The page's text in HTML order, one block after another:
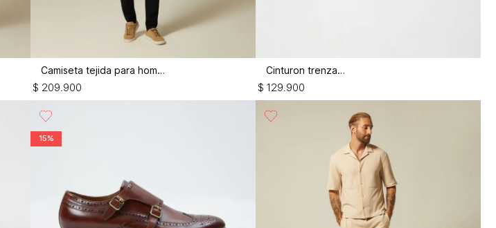
Camiseta tejida para hombre
$ 209.900
Cinturon trenzado
$ 129.900
15%